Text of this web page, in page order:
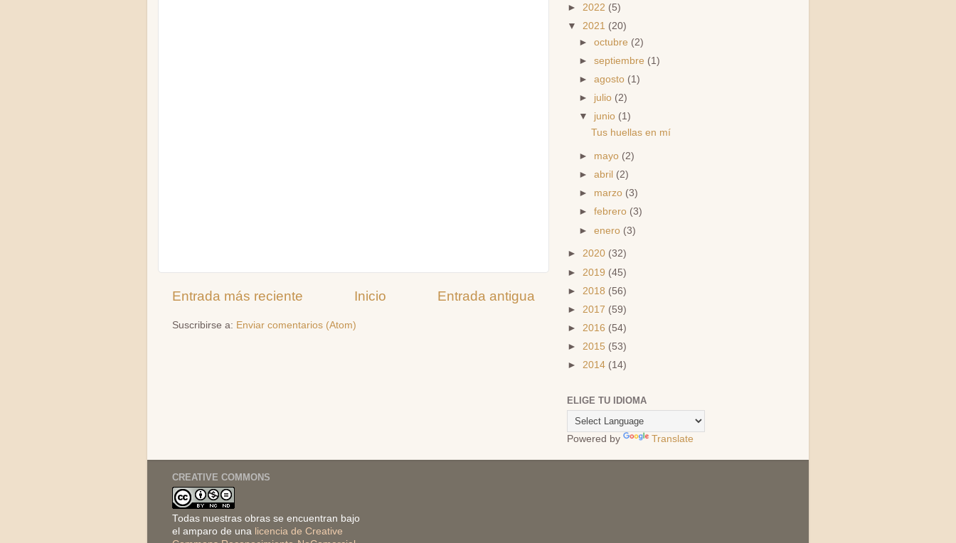
Entrada más reciente Entrada antigua
Inicio
Suscribirse a: Enviar comentarios (Atom)
► 2022 (5)
▼ 2021 (20)
►octubre (2)
►septiembre (1)
►agosto (1)
► julio (2)
▼ junio (1)
Tus huellas en mí
► mayo (2)
►abril (2)
► marzo (3)
►febrero (3)
►enero (3)
► 2020 (32)
► 2019 (45)
► 2018 (56)
► 2017 (59)
► 2016 (54)
► 2015 (53)
► 2014 (14)
ELIGE TU IDIOMA
Powered by Translate
CREATIVE COMMONS
Todas nuestras obras se encuentran bajo
el amparo de una licencia de Creative